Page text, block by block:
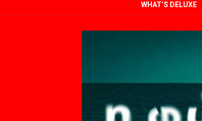
WHAT’S DELUXE